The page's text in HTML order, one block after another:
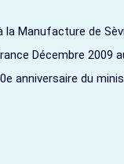
la Manufacture de
Décembre 2009
anniversaire du